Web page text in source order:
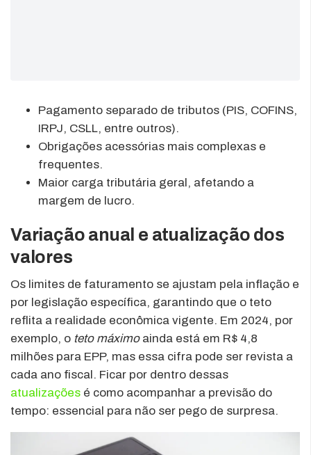
Pagamento separado de tributos (PIS, COFINS,
IRPJ, CSLL, entre outros).
Obrigações acessórias mais complexas e
frequentes.
Maior carga tributária geral, afetando a
margem de lucro.
Variação anual e atualização dos
valores
Os limites de faturamento se ajustam pela inflação e
por legislação específica, garantindo que o teto
reflita a realidade econômica vigente. Em 2024, por
exemplo, o teto máximoainda está em R$ 4,8
milhões para EPP, mas essa cifra pode ser revista a
cada ano fiscal. Ficar por dentro dessas
atualizações é como acompanhar a previsão do
tempo: essencial para não ser pego de surpresa.